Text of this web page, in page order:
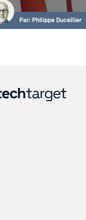
Par: Philippe Ducellier